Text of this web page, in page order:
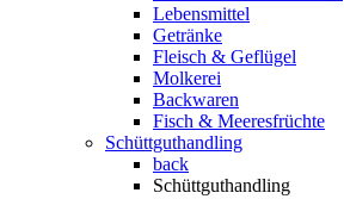
Lebensmittel
Getränke
Fleisch & Geflügel
Molkerei
Backwaren
Fisch & Meeresfrüchte
Schüttguthandling
back
Schüttguthandling